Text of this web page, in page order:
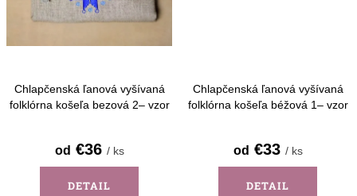
Chlapčenská ľanová vyšívaná
folklórna košeľa bezová 2– vzor
od €36 / ks
DETAIL
Chlapčenská ľanová vyšívaná
folklórna košeľa béžová 1– vzor
od €33 / ks
DETAIL